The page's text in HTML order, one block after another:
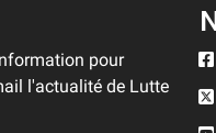
pour
l'actualité de Lutte